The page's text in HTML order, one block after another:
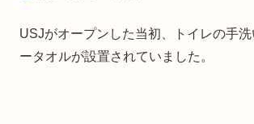
USJがオープンした当初、トイレの手
ータオルが設置されていました。